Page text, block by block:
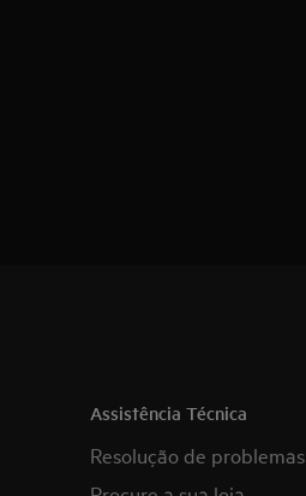
Assistência Técnica
Resolução de problemas